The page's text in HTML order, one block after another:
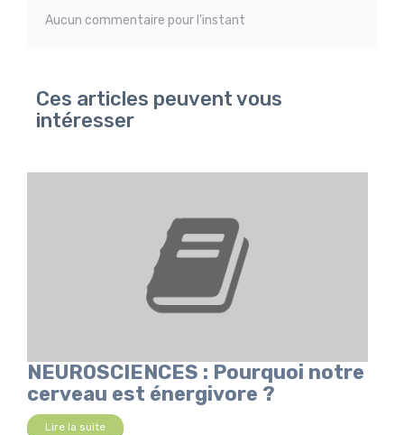
Aucun commentaire pour l'instant
Ces articles peuvent vous
intéresser
NEUROSCIENCES : Pourquoi notre
cerveau est énergivore ?
Lire la suite